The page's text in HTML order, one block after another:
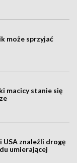
może sprzyjać
macicy stanie się
USA znaleźli drogę
umierającej